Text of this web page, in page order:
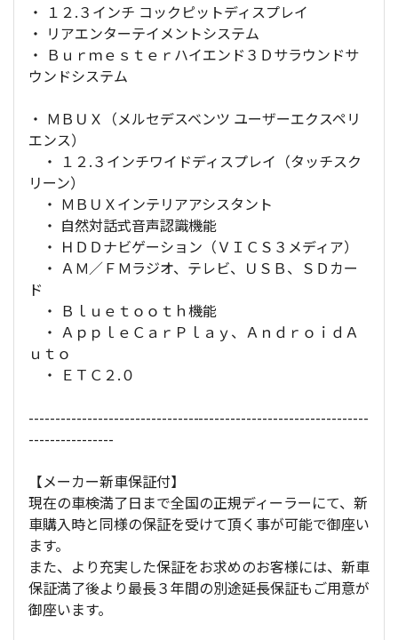
・ １２.３インチ コックピットディスプレイ
・ リアエンターテイメントシステム
・ Ｂｕｒｍｅｓｔｅｒハイエンド３Ｄサラウンドサ
ウンドシステム
・ ＭＢＵＸ（メルセデスベンツ ユーザーエクスペリ
エンス）
・ １２.３インチワイドディスプレイ（タッチスク
リーン）
・ ＭＢＵＸインテリアアシスタント
・ 自然対話式音声認識機能
・ ＨＤＤナビゲーション（ＶＩＣＳ３メディア）
・ ＡＭ／ＦＭラジオ、テレビ、ＵＳＢ、ＳＤカー
ド
・ Ｂｌｕｅｔｏｏｔｈ機能
・ ＡｐｐｌｅＣａｒＰｌａｙ、ＡｎｄｒｏｉｄＡ
ｕｔｏ
・ ＥＴＣ２.０
----------------------------------------------------------------
----------------
【メーカー新車保証付】
現在の車検満了日まで全国の正規ディーラーにて、新
車購入時と同様の保証を受けて頂く事が可能で御座い
ます。
また、より充実した保証をお求めのお客様には、新車
保証満了後より最長３年間の別途延長保証もご用意が
御座います。